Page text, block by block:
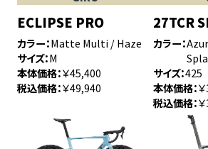
ECLIPSE PRO
カラー Matte Multi / Haze
サイズ M
本体価格 ￥45,400
税込価格 ￥49,940
27TCR
カラー
サイズ 425
本体価格
税込価格